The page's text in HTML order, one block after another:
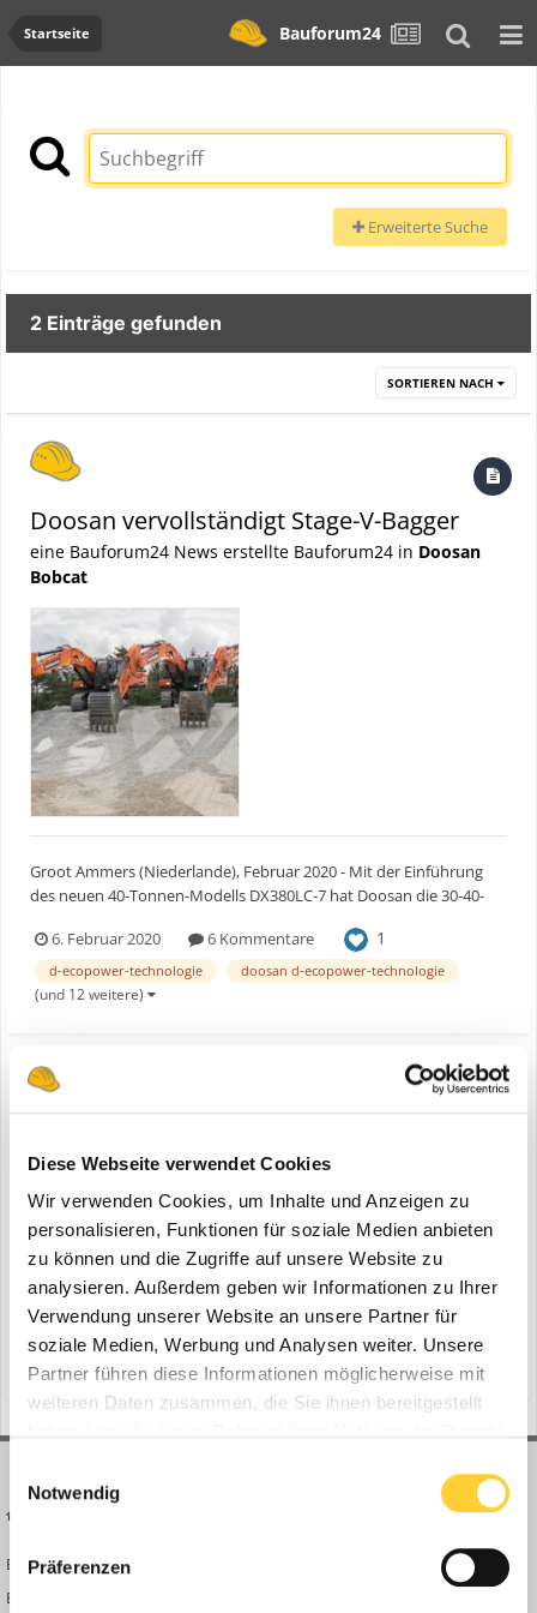
Diese Webseite verwendet Cookies
Wir verwenden Cookies, um Inhalte und Anzeigen zu
personalisieren, Funktionen für soziale Medien anbieten
zu können und die Zugriffe auf unsere Website zu
analysieren. Außerdem geben wir Informationen zu Ihrer
Verwendung unserer Website an unsere Partner für
soziale Medien, Werbung und Analysen weiter. Unsere
Partner führen diese Informationen möglicherweise mit
weiteren Daten zusammen, die Sie ihnen bereitgestellt
Notwendig
Präferenzen
Startseite Bauforum24
Erweiterte Suche
2 Einträge gefunden
SORTIEREN NACH
Doosan vervollständigt Stage-V-Bagger
eine Bauforum24 News erstellte Bauforum24 in Doosan
Bobcat
Groot Ammers (Niederlande), Februar 2020 - Mit der Einführung
des neuen 40-Tonnen-Modells DX380LC-7 hat Doosan die 30-40-
vervollständigt. Zusammen mit den neuen Modellen DX300LC-7
(30 Tonnen) und DX350LC-7 (36 Tonnen) der Stufe V bietet der
DX380LC-...
6. Februar 2020 6 Kommentare 1
d-ecopower-technologie doosan d-ecopower-technologie
(und 12 weitere)
ein Thema erstellte Bauforum24 inNews aus der
Baumaschinen Industrie
Groot Ammers (Niederlande), Februar 2020 - Mit der Einführung
des neuen 40-Tonnen-Modells DX380LC-7 hat Doosan die 30-40-
Tonnen-Familie der Stage-V-Bagger des Unternehmens
vervollständigt. Zusammen mit den neuen Modellen DX300LC-7
(30 Tonnen) und DX350LC-7 (36 Tonnen) der Stufe V bietet der
DX380LC-...
6. Februar 2020 6 Antworten
d-ecopower-technologie doosan d-ecopower-technologie
Bauforum24 News
Bauforum24 TV